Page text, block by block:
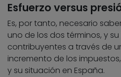
Esfuerzo versus
Es, por tanto, necesario
uno de los dos términos, y
contribuyentes a través de
incremento de los
y su situación en España.